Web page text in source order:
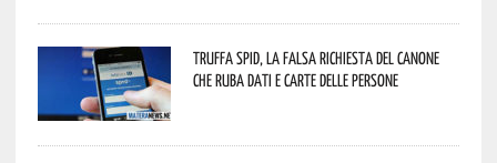
Truffa Spid, la falsa richiesta del canone
che ruba dati e carte delle persone